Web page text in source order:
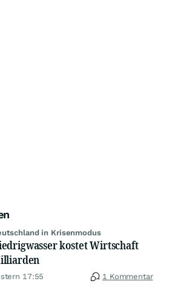
in Krisenmodus
kostet Wirtschaft
17:55 1 Kommentar